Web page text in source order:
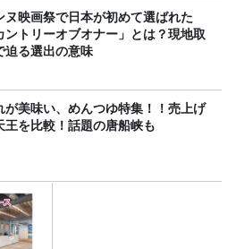
ヌ映画祭で日本が初めて選ばれた
ントリーオブオナー」とは？現地取
迫る選出の意味
が美味い、めんつゆ特集！！売上げ
王を比較！話題の唐船峡も